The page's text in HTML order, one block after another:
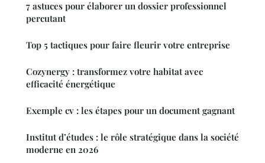
7 astuces pour élaborer un dossier professionnel
percutant
Top 5 tactiques pour faire fleurir votre entreprise
Cozynergy : transformez votre habitat avec
efficacité énergétique
Exemple cv : les étapes pour un document gagnant
Institut d’études : le rôle stratégique dans la société
moderne en 2026